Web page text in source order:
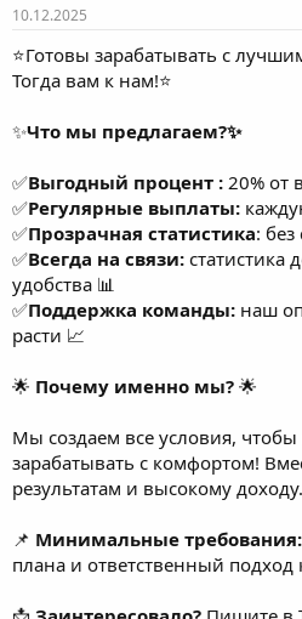
10.12.2025
⭐️Готовы зарабатывать с
Тогда вам к нам!⭐️
✨Что мы предлагаем?✨
✅Выгодный процент : 20% от
✅Регулярные выплаты:
✅Прозрачная статистика:
✅Всегда на связи: статистика
удобства 📊
✅Поддержка команды: наш
расти 📈
🌟 Почему именно мы? 🌟
Мы создаем все условия,
зарабатывать с комфортом!
результатам и высокому доходу.
📌 Минимальные требования:
плана и ответственный подход